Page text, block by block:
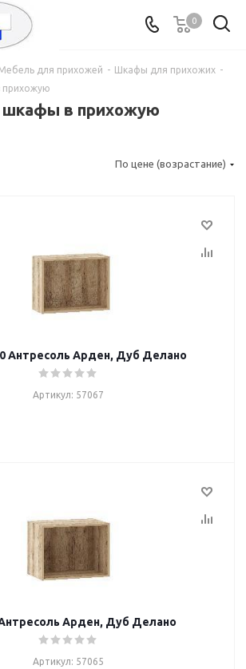
0
для прихожей - Шкафы для прихожих -
прихожую
шкафы в прихожую
По цене (возрастание)
Антресоль Арден, Дуб Делано
Артикул: 57067
Арден, Дуб Делано
Артикул: 57065